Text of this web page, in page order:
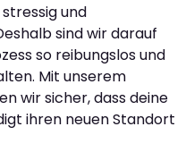
und
sind wir darauf
so reibungslos und
Mit unserem
wir sicher, dass deine
ihren neuen Standort